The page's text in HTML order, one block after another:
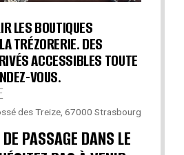
LES BOUTIQUES
TRÉZORERIE. DES
ACCESSIBLES TOUTE
VOUS.
des Treize, 67000 Strasbourg
PASSAGE DANS LE